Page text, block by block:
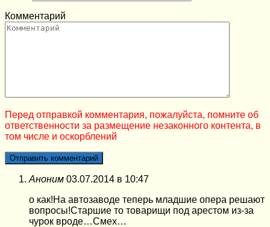
Комментарий
Перед отправкой комментария, пожалуйста, помните об
ответственности за размещение незаконного контента, в
том числе и оскорблений
Аноним 03.07.2014 в 10:47
о как!На автозаводе теперь младшие опера решают
вопросы!Старшие то товарищи под арестом из-за
чурок вроде…Смех…